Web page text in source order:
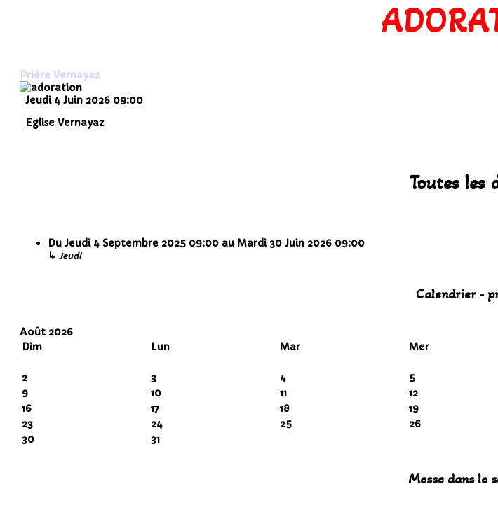
Prière Vernayaz
Jeudi 4 Juin 2026 09:00
Eglise Vernayaz
Toutes les
Du Jeudi 4 Septembre 2025 09:00 au Mardi 30 Juin 2026 09:00
↳ Jeudi
Calendrier -
Août 2026
Dim
Lun Mar Mer
2
3 4 5
9
10 11 12
16
17 18 19
23
24 25 26
30
31
Messe dans le